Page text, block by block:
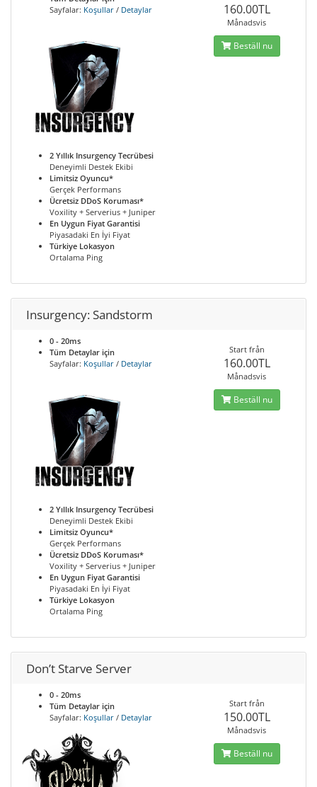
Sayfalar: Koşullar / Detaylar
2 Yıllık Insurgency Tecrübesi
Deneyimli Destek Ekibi
Limitsiz Oyuncu*
Gerçek Performans
Ücretsiz DDoS Koruması*
Voxility + Serverius + Juniper
En Uygun Fiyat Garantisi
Piyasadaki En İyi Fiyat
Türkiye Lokasyon
Ortalama Ping
160.00TL
Månadsvis
Beställ nu
Insurgency: Sandstorm
0 - 20ms
Tüm Detaylar için
Sayfalar: Koşullar / Detaylar
2 Yıllık Insurgency Tecrübesi
Deneyimli Destek Ekibi
Limitsiz Oyuncu*
Gerçek Performans
Ücretsiz DDoS Koruması*
Voxility + Serverius + Juniper
En Uygun Fiyat Garantisi
Piyasadaki En İyi Fiyat
Türkiye Lokasyon
Ortalama Ping
Start från
160.00TL
Månadsvis
Beställ nu
Don’t Starve Server
0 - 20ms
Tüm Detaylar için
Sayfalar: Koşullar / Detaylar
Start från
150.00TL
Månadsvis
Beställ nu